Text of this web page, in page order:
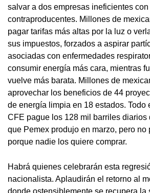
salvar a dos empresas ineficientes
contraproducentes. Millones de
pagar tarifas más altas por la luz o
sus impuestos, forzados a aspirar
asociadas con enfermedades
consumir energía más cara, mientras
vuelve más barata. Millones de
aprovechar los beneficios de 44
de energía limpia en 18 estados. Todo
CFE pague los 128 mil barriles diarios
que Pemex produjo en marzo, pero no
porque nadie los quiere comprar.
Habrá quienes celebrarán esta
nacionalista. Aplaudirán el retorno al